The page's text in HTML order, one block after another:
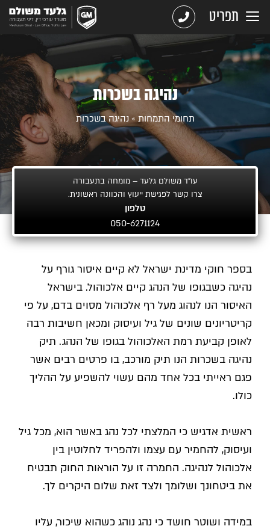
תפריט
נהיגה בשכרות
תחומי התמחות » נהיגה בשכרות
עו"ד משולם גלעד – מומחה בתעבורה
צרו קשר לפגישת ייעוץ והכוונה ראשונית.
טלפון
050-6271124
בספר חוקי מדינת ישראל לא קיים איסור גורף על
נהיגה כשבגופו של הנהג קיים אלכוהול. בישראל
האיסור הנו לנהוג מעל רף אלכוהול מסוים בדם, על פי
קריטריונים שונים של גיל ועיסוק ומכאן חשיבות רבה
לאופן קביעת רמת האלכוהול בגופו של הנהג. תיק
נהיגה בשכרות הנו תיק מורכב, בו פרטים רבים אשר
פגם ראייתי בכל אחד מהם עשוי להשפיע על ההליך
כולו.
ראשית אדגיש כי המלצתי לכל נהג באשר הוא, מכל גיל
ועיסוק, להחמיר עם עצמו ולהפריד לחלוטין בין
אלכוהול לנהיגה. החמרה זו על הוראות החוק תבטיח
את ביטחונך ושלומך ולצד זאת שלום היקרים לך.
במידה ושוטר חושד כי נהג נוהג כשהוא שיכור, עליו